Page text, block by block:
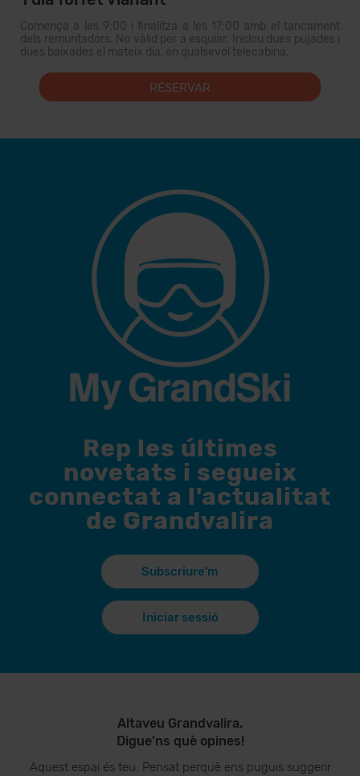
Comença a les 9:00 i finalitza a les 17:00 amb el tancament
dels remuntadors. No vàlid per a esquiar. Inclou dues pujades i
dues baixades el mateix dia, en qualsevol telecabina.
RESERVAR
Rep les últimes
novetats i segueix
connectat a l'actualitat
de Grandvalira
Subscriure'm
Iniciar sessió
Altaveu Grandvalira.
Digue’ns què opines!
Aquest espai és teu. Pensat perquè ens puguis suggerir